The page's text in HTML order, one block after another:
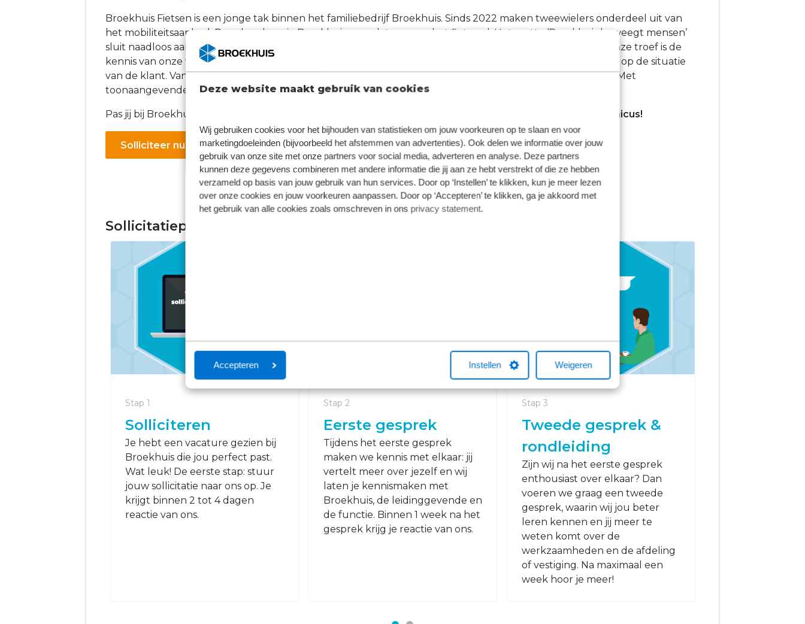
Deze website maakt gebruik van cookies
Wij gebruiken cookies voor het bijhouden van statistieken om jouw voorkeuren op te slaan en voor
marketingdoeleinden (bijvoorbeeld het afstemmen van advertenties). Ook delen we informatie over jouw
gebruik van onze site met onze partners voor social media, adverteren en analyse. Deze partners
kunnen deze gegevens combineren met andere informatie die jij aan ze hebt verstrekt of die ze hebben
verzameld op basis van jouw gebruik van hun services. Door op ‘Instellen’ te klikken, kun je meer lezen
over onze cookies en jouw voorkeuren aanpassen. Door op ‘Accepteren’ te klikken, ga je akkoord met
het gebruik van alle cookies zoals omschreven in ons privacy statement.
Accepteren Instellen Weigeren
Broekhuis Fietsen is een jonge tak binnen het familiebedrijf Broekhuis. Sinds 2022 maken tweewielers onderdeel uit van
het mobiliteitsaanbod. Daardoor kom je Broekhuis nu ook tegen op het fietspad. Het motto ‘Broekhuis beweegt mensen’
sluit naadloos aan op de beleving die we via onze fiets-speciaalzaken bieden: sportief, buiten en gezond. Onze troef is de
kennis van onze vakvrouwen en -mannen. Vanuit een breed productaanbod
onze kennis zoomen we in op de situatie
van de klant. Van sportieve racefiets of ATB, tot bakfiets of elektrische fiets, je treft het allemaal bij ons aan. Met
toonaangevende A-merken hebben we voor iedereen een oplossing in huis!
Pas jij bij Broekhuis Fietsen en wil je je inzetten voor onze klanten? Kom ons team versterken als Fietstechnicus!
Solliciteer nu!
Sollicitatieprocedure
Stap 1
Solliciteren
Je hebt een vacature gezien bij
Broekhuis die jou perfect past.
Wat leuk! De eerste stap: stuur
jouw sollicitatie naar ons op. Je
krijgt binnen 2 tot 4 dagen
reactie van ons.
Stap 2
Eerste gesprek
Tijdens het eerste gesprek
maken we kennis met elkaar: jij
vertelt meer over jezelf en wij
laten je kennismaken met
Broekhuis, de leidinggevende en
de functie. Binnen 1 week na het
gesprek krijg je reactie van ons.
Stap 3
Tweede gesprek &
rondleiding
Zijn wij na het eerste gesprek
enthousiast over elkaar? Dan
voeren we graag een tweede
gesprek, waarin wij jou beter
leren kennen en jij meer te
weten komt over de
werkzaamheden en de afdeling
of vestiging. Na maximaal een
week hoor je meer!